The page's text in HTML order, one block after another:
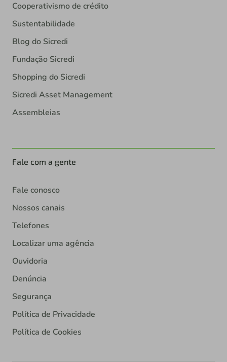
Cooperativismo de crédito
Sustentabilidade
Blog do Sicredi
Fundação Sicredi
Shopping do Sicredi
Sicredi Asset Management
Assembleias
Fale com a gente
Fale conosco
Nossos canais
Telefones
Localizar uma agência
Ouvidoria
Denúncia
Segurança
Política de Privacidade
Política de Cookies